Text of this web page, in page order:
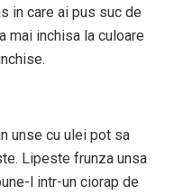
in care ai pus suc de
mai inchisa la culoare
unse cu ulei pot sa
Lipeste frunza unsa
l intr-un ciorap de